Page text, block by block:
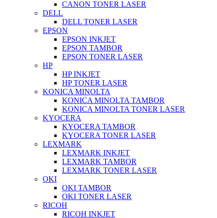
CANON TONER LASER
DELL
DELL TONER LASER
EPSON
EPSON INKJET
EPSON TAMBOR
EPSON TONER LASER
HP
HP INKJET
HP TONER LASER
KONICA MINOLTA
KONICA MINOLTA TAMBOR
KONICA MINOLTA TONER LASER
KYOCERA
KYOCERA TAMBOR
KYOCERA TONER LASER
LEXMARK
LEXMARK INKJET
LEXMARK TAMBOR
LEXMARK TONER LASER
OKI
OKI TAMBOR
OKI TONER LASER
RICOH
RICOH INKJET